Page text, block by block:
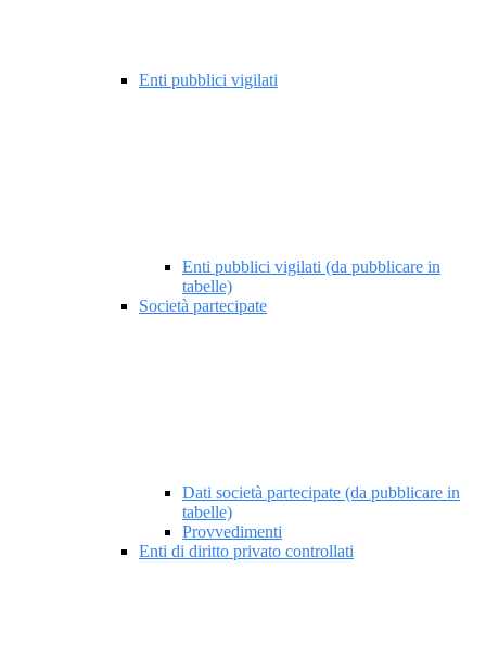
Enti pubblici vigilati
Enti pubblici vigilati (da pubblicare in
tabelle)
Società partecipate
Dati società partecipate (da pubblicare in
tabelle)
Provvedimenti
Enti di diritto privato controllati